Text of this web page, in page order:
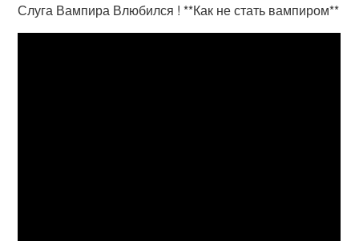
Слуга Вампира Влюбился ! **Как не стать вампиром**